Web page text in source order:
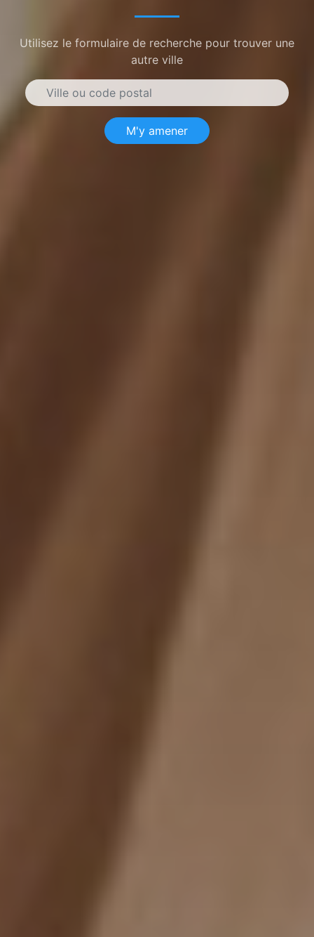
Utilisez le formulaire de recherche pour trouver une
autre ville
M'y amener